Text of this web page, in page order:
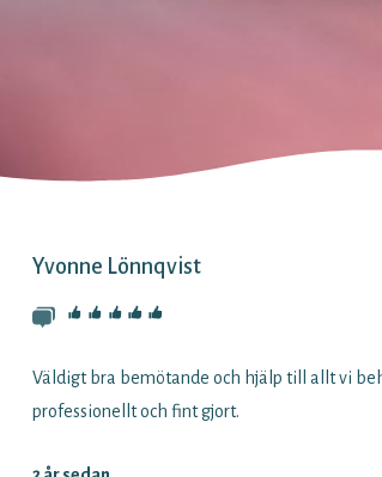
Yvonne Lönnqvist
Väldigt bra bemötande och hjälp till allt vi
professionellt och fint gjort.